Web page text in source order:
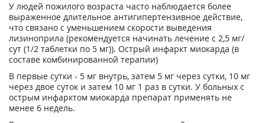
У людей пожилого возраста часто наблюдается более
выраженное длительное антигипертензивное действие,
что связано с уменьшением скорости выведения
лизиноприла (рекомендуется начинать лечение с 2,5 мг/
сут (1/2 таблетки по 5 мг)). Острый инфаркт миокарда (в
составе комбинированной терапии)
В первые сутки - 5 мг внутрь, затем 5 мг через сутки, 10 мг
через двое суток и затем 10 мг 1 раз в сутки. У больных с
острым инфарктом миокарда препарат применять не
менее 6 недель.